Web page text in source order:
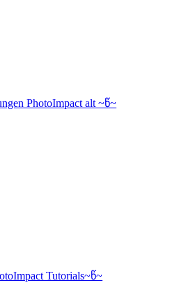
PhotoImpact alt ~წ~
Tutorials~წ~